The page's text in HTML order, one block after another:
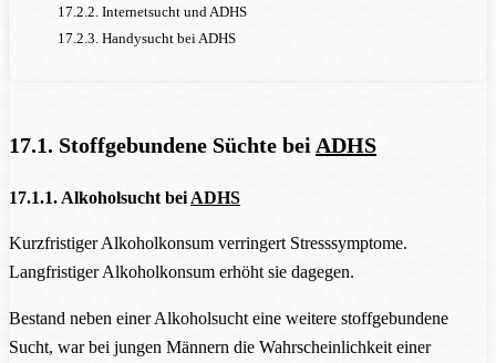
17.2.2. Internetsucht und ADHS
17.2.3. Handysucht bei ADHS
17.1. Stoffgebundene Süchte bei ADHS
17.1.1. Alkoholsucht bei ADHS
Kurzfristiger Alkoholkonsum verringert Stresssymptome.
Langfristiger Alkoholkonsum erhöht sie dagegen.
Bestand neben einer Alkoholsucht eine weitere stoffgebundene
Sucht, war bei jungen Männern die Wahrscheinlichkeit einer